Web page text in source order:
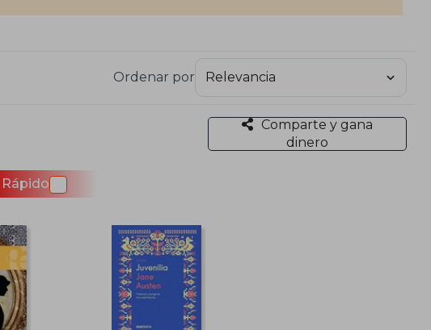
Robert Z. Leonard y protagonizada por Greer Garson y
a la época actual, como es el caso de Clueless,
de Sentido y sensibilidad, de 1995; Mansfield Park, de
por Gurinder Chadha) y en 2005 (dirigida por Joe
ahora se ha hecho del libro de Orgullo y prejuicio es
Firth y Jennifer Ehle. El interés que la obra de Jane
vigencia de su pensamiento y la influencia que ha tenido
llevada al cine con la película Becoming Jane (2007).
Ordenar por
Comparte y gana
dinero
Rápido